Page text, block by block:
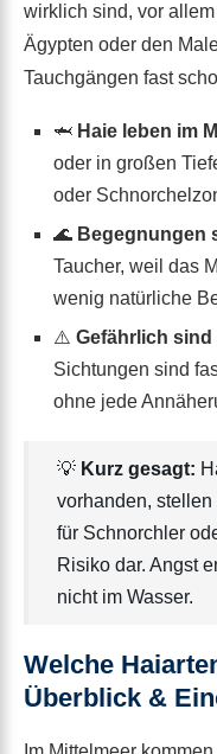
wirklich sind, vor
Ägypten oder den
Tauchgängen fast
🦈 Haie leben im
oder in großen
oder
🌊 Begegnungen
Taucher, weil das
wenig natürliche
⚠️ Gefährlich
Sichtungen sind
ohne jede
💡 Kurz gesagt:
vorhanden,
für Schnorchler
Risiko dar. Angst
nicht im Wasser.
Welche
Überblick &